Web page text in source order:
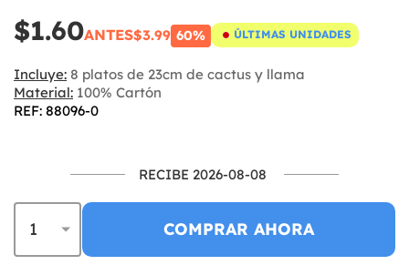
$1.60ANTES$3.99 60% ÚLTIMAS UNIDADES
Incluye: 8 platos de 23cm de cactus y llama
Material: 100% Cartón
REF: 88096-0
RECIBE 2026-08-08
COMPRAR AHORA